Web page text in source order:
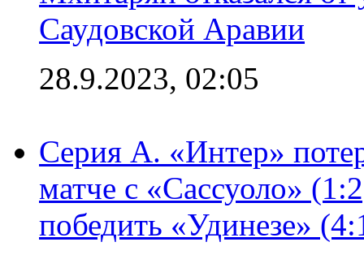
Саудовской Аравии
28.9.2023, 02:05
Серия А. «Интер»
матче с «Сассуоло»
победить «Удинезе»